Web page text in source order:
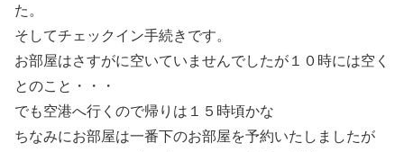
た。
そしてチェックイン手続きです。
お部屋はさすがに空いていませんでしたが１０時には空く
とのこと・・・
でも空港へ行くので帰りは１５時頃かな
ちなみにお部屋は一番下のお部屋を予約いたしましたが